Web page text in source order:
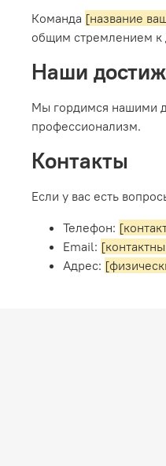
Команда [название
общим стремлением к
Наши
Мы гордимся нашими
профессионализм.
Контакты
Если у вас есть
Телефон:
Email:
Адрес: